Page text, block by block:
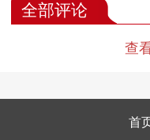
全部评论
查
首